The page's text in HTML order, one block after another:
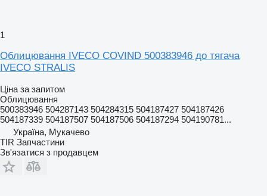
1
Облицювання IVECO COVIND 500383946 до тягача
IVECO STRALIS
Ціна за запитом
Облицювання
500383946 504287143 504284315 504187427 504187426
504187339 504187507 504187506 504187294 504190781...
Україна, Мукачево
TIR Запчастини
Зв'язатися з продавцем